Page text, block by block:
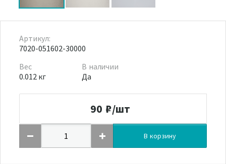
Артикул:
7020-051602-30000
Вес
0.012 кг
В наличии
Да
90 ₽/шт
В корзину